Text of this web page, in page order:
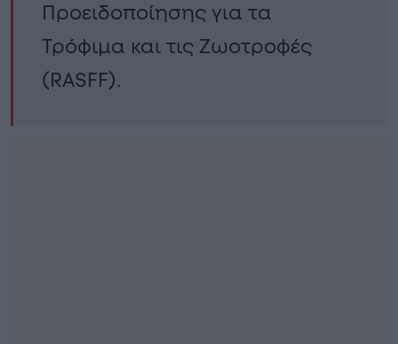
Προειδοποίησης για τα
Τρόφιμα και τις Ζωοτροφές
(RASFF).